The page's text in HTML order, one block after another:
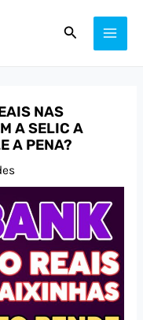
Pesquisar
NAS
A SELIC A
A PENA?